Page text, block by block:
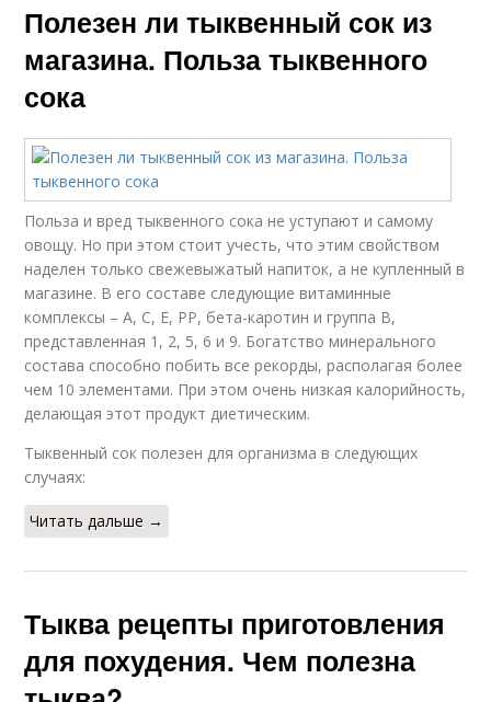
Полезен ли тыквенный сок из
магазина. Польза тыквенного
сока
Польза и вред тыквенного сока не уступают и самому
овощу. Но при этом стоит учесть, что этим свойством
наделен только свежевыжатый напиток, а не купленный в
магазине. В его составе следующие витаминные
комплексы – А, С, Е, РР, бета-каротин и группа В,
представленная 1, 2, 5, 6 и 9. Богатство минерального
состава способно побить все рекорды, располагая более
чем 10 элементами. При этом очень низкая калорийность,
делающая этот продукт диетическим.
Тыквенный сок полезен для организма в следующих
случаях:
Читать дальше →
Тыква рецепты приготовления
для похудения. Чем полезна